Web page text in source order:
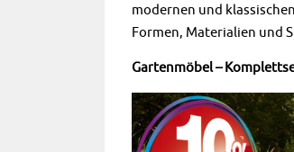
modernen und
Formen, Materialien und
Gartenmöbel –